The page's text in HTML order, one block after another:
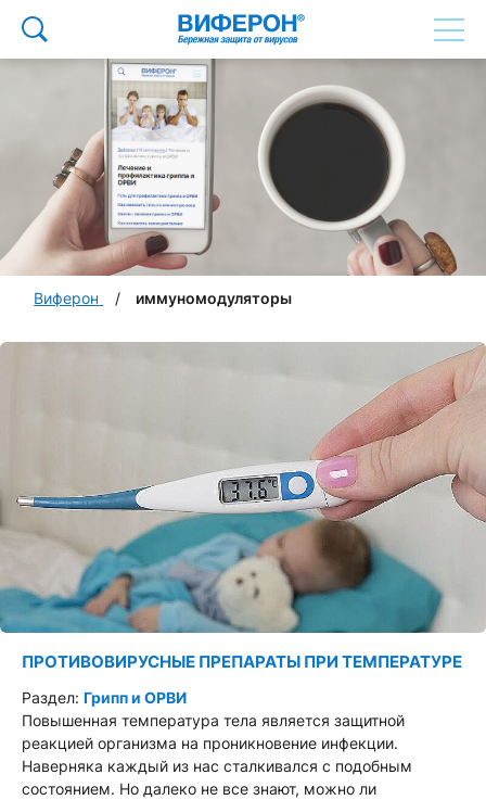
Виферон иммуномодуляторы
ПРОТИВОВИРУСНЫЕ ПРЕПАРАТЫ ПРИ ТЕМПЕРАТУРЕ
Раздел: Грипп и ОРВИ
Повышенная температура тела является защитной
реакцией организма на проникновение инфекции.
Наверняка каждый из нас сталкивался с подобным
состоянием. Но далеко не все знают, можно ли